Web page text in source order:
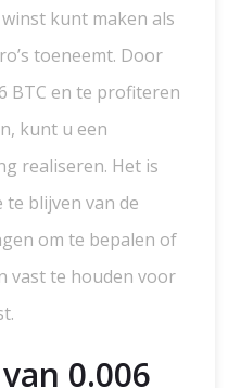
kunt maken als
toeneemt. Door
BTC en te profiteren
kunt u een
realiseren. Het is
blijven van de
om te bepalen of
vast te houden voor
0.006